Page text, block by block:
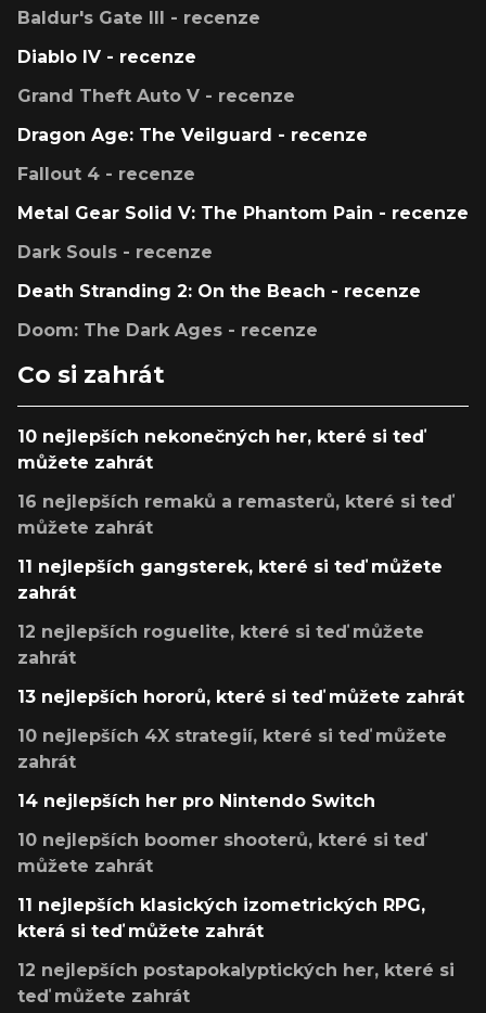
Baldur's Gate III - recenze
Diablo IV - recenze
Grand Theft Auto V - recenze
Dragon Age: The Veilguard - recenze
Fallout 4 - recenze
Metal Gear Solid V: The Phantom Pain - recenze
Dark Souls - recenze
Death Stranding 2: On the Beach - recenze
Doom: The Dark Ages - recenze
Co si zahrát
10 nejlepších nekonečných her, které si teď
můžete zahrát
16 nejlepších remaků a remasterů, které si teď
můžete zahrát
11 nejlepších gangsterek, které si teď můžete
zahrát
12 nejlepších roguelite, které si teď můžete
zahrát
13 nejlepších hororů, které si teď můžete zahrát
10 nejlepších 4X strategií, které si teď můžete
zahrát
14 nejlepších her pro Nintendo Switch
10 nejlepších boomer shooterů, které si teď
můžete zahrát
11 nejlepších klasických izometrických RPG,
která si teď můžete zahrát
12 nejlepších postapokalyptických her, které si
teď můžete zahrát